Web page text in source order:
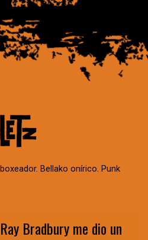
Bellako onírico. Punk
Bradbury me dio un